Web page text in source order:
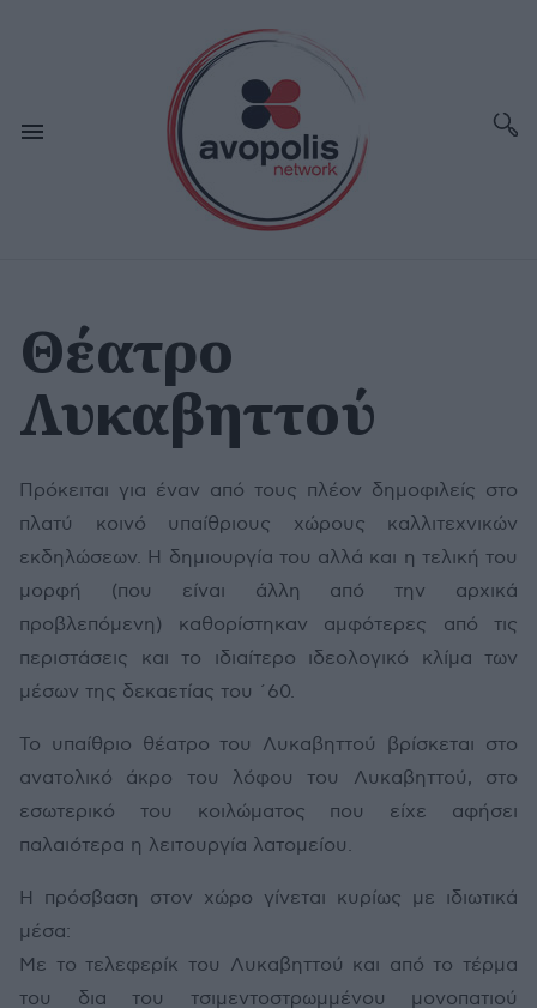
Θέατρο
Λυκαβηττού
Πρόκειται για έναν από τους πλέον δημοφιλείς στο
πλατύ κοινό υπαίθριους χώρους καλλιτεχνικών
εκδηλώσεων. Η δημιουργία του αλλά και η τελική του
μορφή (που είναι άλλη από την αρχικά
προβλεπόμενη) καθορίστηκαν αμφότερες από τις
περιστάσεις και το ιδιαίτερο ιδεολογικό κλίμα των
μέσων της δεκαετίας του ΄60.
Το υπαίθριο θέατρο του Λυκαβηττού βρίσκεται στο
ανατολικό άκρο του λόφου του Λυκαβηττού, στο
εσωτερικό του κοιλώματος που είχε αφήσει
παλαιότερα η λειτουργία λατομείου.
Η πρόσβαση στον χώρο γίνεται κυρίως με ιδιωτικά
μέσα:
Με το τελεφερίκ του Λυκαβηττού και από το τέρμα
του δια του τσιμεντοστρωμμένου μονοπατιού